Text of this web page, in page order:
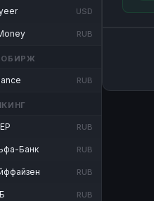
USD
RUB
RUB
RUB
Банк RUB
RUB
RUB